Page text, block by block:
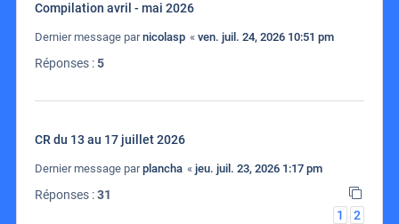
Compilation avril - mai 2026
Dernier message parnicolasp « ven. juil. 24, 2026 10:51 pm
Réponses :5
CR du 13 au 17 juillet 2026
Dernier message parplancha « jeu. juil. 23, 2026 1:17 pm
Réponses :31
1
2